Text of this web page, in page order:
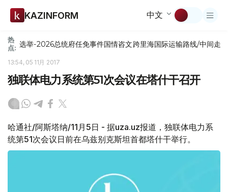
KAZINFORM 中文
热
点: 选举-2026总统府任免事件国情咨文跨里海国际运输路线/中间走廊
13:54, 05 11月 2017
独联体电力系统第51次会议在塔什干召开
哈通社/阿斯塔纳/11月5日 - 据uza.uz报道，独联体电力系
统第51次会议日前在乌兹别克斯坦首都塔什干举行。